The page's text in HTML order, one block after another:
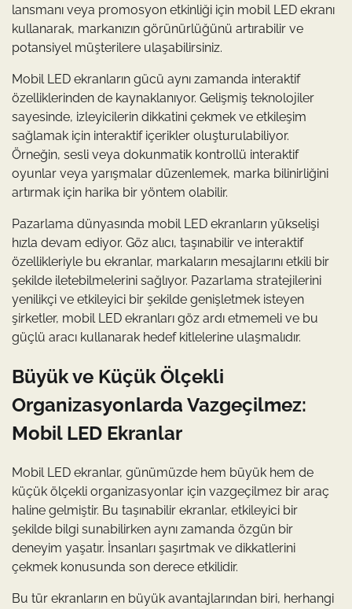
lansmanı veya promosyon etkinliği için mobil LED ekranı
kullanarak, markanızın görünürlüğünü artırabilir ve
potansiyel müşterilere ulaşabilirsiniz.
Mobil LED ekranların gücü aynı zamanda interaktif
özelliklerinden de kaynaklanıyor. Gelişmiş teknolojiler
sayesinde, izleyicilerin dikkatini çekmek ve etkileşim
sağlamak için interaktif içerikler oluşturulabiliyor.
Örneğin, sesli veya dokunmatik kontrollü interaktif
oyunlar veya yarışmalar düzenlemek, marka bilinirliğini
artırmak için harika bir yöntem olabilir.
Pazarlama dünyasında mobil LED ekranların yükselişi
hızla devam ediyor. Göz alıcı, taşınabilir ve interaktif
özellikleriyle bu ekranlar, markaların mesajlarını etkili bir
şekilde iletebilmelerini sağlıyor. Pazarlama stratejilerini
yenilikçi ve etkileyici bir şekilde genişletmek isteyen
şirketler, mobil LED ekranları göz ardı etmemeli ve bu
güçlü aracı kullanarak hedef kitlelerine ulaşmalıdır.
Büyük ve Küçük Ölçekli
Organizasyonlarda Vazgeçilmez:
Mobil LED Ekranlar
Mobil LED ekranlar, günümüzde hem büyük hem de
küçük ölçekli organizasyonlar için vazgeçilmez bir araç
haline gelmiştir. Bu taşınabilir ekranlar, etkileyici bir
şekilde bilgi sunabilirken aynı zamanda özgün bir
deneyim yaşatır. İnsanları şaşırtmak ve dikkatlerini
çekmek konusunda son derece etkilidir.
Bu tür ekranların en büyük avantajlarından biri, herhangi